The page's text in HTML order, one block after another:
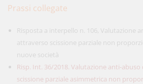
Prassi collegate
Risposta a interpello n. 106, Valutazione
attraverso scissione parziale non
nuove società
Risp. Int. 36/2018. Valutazione anti-abuso
scissione parziale asimmetrica non